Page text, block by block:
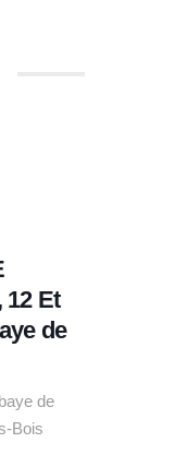
12 Et
de
de
Bois